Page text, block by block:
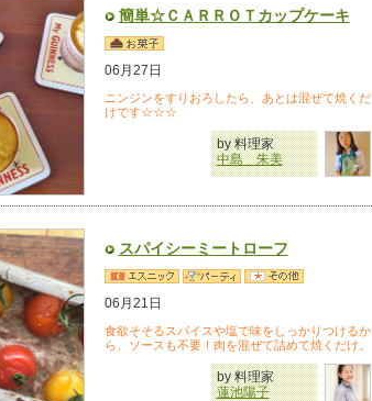
簡単☆ＣＡＲＲＯＴカップケーキ
06月27日
ニンジンをすりおろしたら、あとは混ぜて焼くだ
けです☆☆☆
by 料理家
中島 朱美
スパイシーミートローフ
06月21日
食欲そそるスパイスや塩で味をしっかりつけるか
ら、ソースも不要！肉を混ぜて詰めて焼くだけ。
by 料理家
蓮池陽子